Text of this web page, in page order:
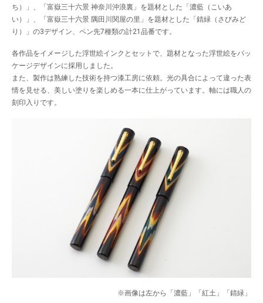
ち）」、「富嶽三十六景 神奈川沖浪裏」を題材とした「濃藍（こいあ
い）」、「富嶽三十六景 隅田川関屋の里」を題材とした「錆緑（さびみど
り）」の3デザイン、ペン先7種類の計21品番です。
各作品をイメージした浮世絵インクとセットで、題材となった浮世絵をパッ
ケージデザインに採用しました。
また、製作は熟練した技術を持つ漆工房に依頼。光の具合によって違った表
情を見せる、美しい塗りを楽しめる一本に仕上がっています。軸には職人の
刻印入りです。
※画像は左から「濃藍」「紅土」「錆緑」